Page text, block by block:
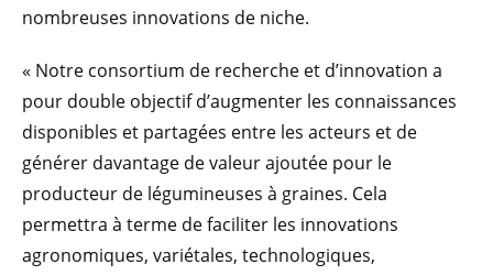
nombreuses innovations de niche.
« Notre consortium de recherche et d’innovation a
pour double objectif d’augmenter les connaissances
disponibles et partagées entre les acteurs et de
générer davantage de valeur ajoutée pour le
producteur de légumineuses à graines. Cela
permettra à terme de faciliter les innovations
agronomiques, variétales, technologiques,